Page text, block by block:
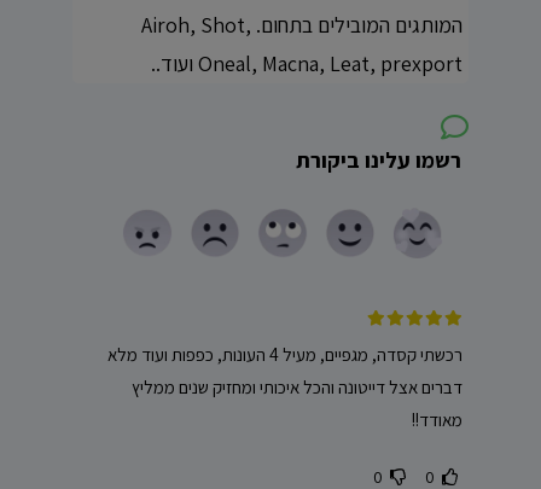
המותגים המובילים בתחום. Airoh, Shot,
Oneal, Macna, Leat, prexport ועוד..
רשמו עלינו ביקורת
רכשתי קסדה, מגפיים, מעיל 4 העונות, כפפות ועוד מלא
דברים אצל דייטונה והכל איכותי ומחזיק שנים ממליץ
מאודד!!
0
0